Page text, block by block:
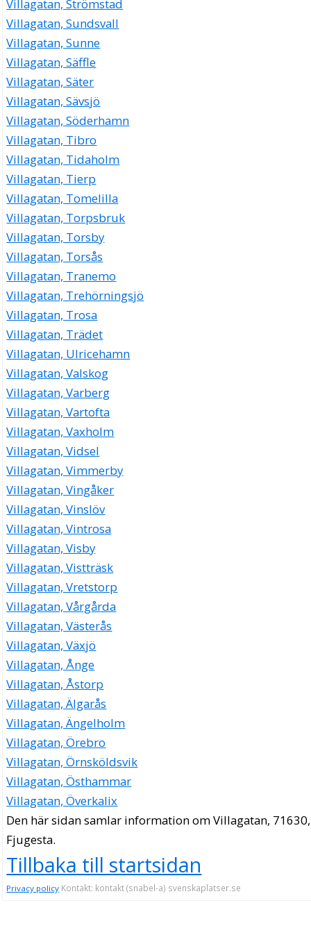
Villagatan, Strömstad
Villagatan, Sundsvall
Villagatan, Sunne
Villagatan, Säffle
Villagatan, Säter
Villagatan, Sävsjö
Villagatan, Söderhamn
Villagatan, Tibro
Villagatan, Tidaholm
Villagatan, Tierp
Villagatan, Tomelilla
Villagatan, Torpsbruk
Villagatan, Torsby
Villagatan, Torsås
Villagatan, Tranemo
Villagatan, Trehörningsjö
Villagatan, Trosa
Villagatan, Trädet
Villagatan, Ulricehamn
Villagatan, Valskog
Villagatan, Varberg
Villagatan, Vartofta
Villagatan, Vaxholm
Villagatan, Vidsel
Villagatan, Vimmerby
Villagatan, Vingåker
Villagatan, Vinslöv
Villagatan, Vintrosa
Villagatan, Visby
Villagatan, Vistträsk
Villagatan, Vretstorp
Villagatan, Vårgårda
Villagatan, Västerås
Villagatan, Växjö
Villagatan, Ånge
Villagatan, Åstorp
Villagatan, Älgarås
Villagatan, Ängelholm
Villagatan, Örebro
Villagatan, Örnsköldsvik
Villagatan, Östhammar
Villagatan, Överkalix
Den här sidan samlar information om Villagatan, 71630,
Fjugesta.
Tillbaka till startsidan
Privacy policy Kontakt: kontakt (snabel-a) svenskaplatser.se